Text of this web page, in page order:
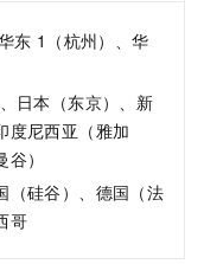
东 1（杭州）、华
日本（东京）、新
度尼西亚（雅加
）
（硅谷）、德国（法
哥